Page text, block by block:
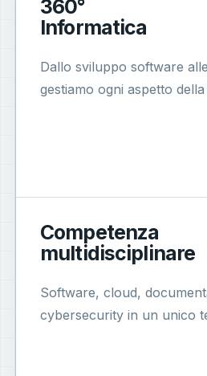
360°
Informatica
Dallo sviluppo software
gestiamo ogni aspetto
Competenza
multidisciplinare
Software, cloud,
cybersecurity in un unico